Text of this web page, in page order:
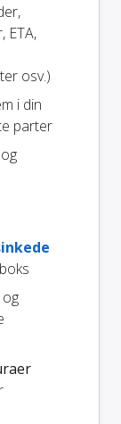
ETA,
osv.)
i din
parter
og
og